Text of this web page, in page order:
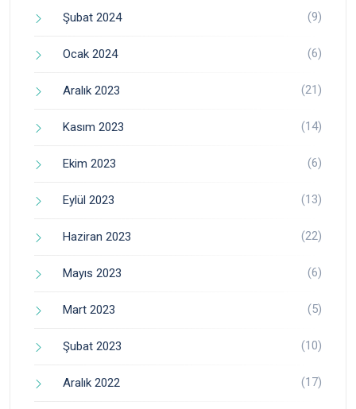
Şubat 2024 (9)
Ocak 2024 (6)
Aralık 2023 (21)
Kasım 2023 (14)
Ekim 2023 (6)
Eylül 2023 (13)
Haziran 2023 (22)
Mayıs 2023 (6)
Mart 2023 (5)
Şubat 2023 (10)
Aralık 2022 (17)